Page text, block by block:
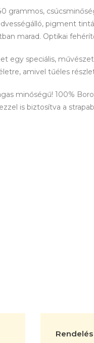
grammos,
pigment
marad. Optikai
egy speciális,
amivel tűéles
minőségű! 100%
is biztosítva a